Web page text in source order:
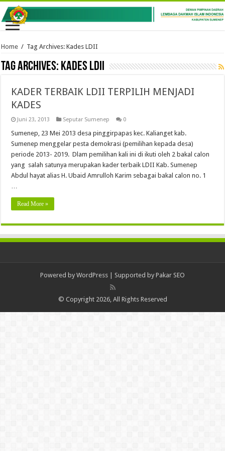
Home / Tag Archives: Kades LDII
Tag Archives: Kades LDII
KADER TERBAIK LDII TERPILIH MENJADI
KADES
Juni 23, 2013 Seputar Sumenep 0
Sumenep, 23 Mei 2013 desa pinggirpapas kec. Kalianget kab.
Sumenep menggelar pesta demokrasi (pemilihan kepada desa)
periode 2013- 2019. Dlam pemilihan kali ini di ikuti oleh 2 bakal calon
yang salah satunya merupakan kader terbaik LDII Kab. Sumenep
Abdul hayat alias H. Ubaid Amrulloh Karim sebagai bakal calon no. 1
…
Read More »
Powered by WordPress | Supported by Pakar SEO
© Copyright 2026, All Rights Reserved